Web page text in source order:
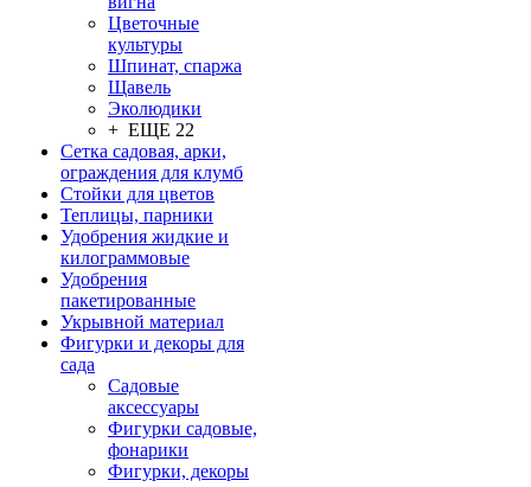
Цветочные
культуры
Шпинат, спаржа
Щавель
Эколюдики
+ ЕЩЕ 22
Сетка садовая, арки,
ограждения для клумб
Стойки для цветов
Теплицы, парники
Удобрения жидкие и
килограммовые
Удобрения
пакетированные
Укрывной материал
Фигурки и декоры для
сада
Садовые
аксессуары
Фигурки садовые,
фонарики
Фигурки, декоры